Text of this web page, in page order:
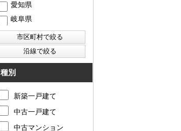
愛知県
岐阜県
種別
新築一戸建て
中古一戸建て
中古マンション